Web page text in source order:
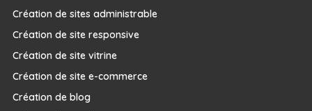
Création de sites administrable
Création de site responsive
Création de site vitrine
Création de site e-commerce
Création de blog